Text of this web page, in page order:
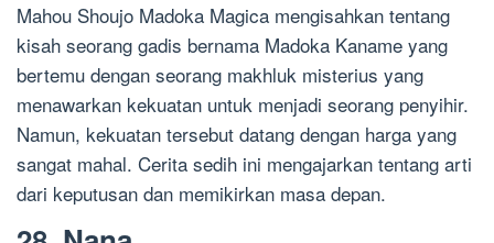
Mahou Shoujo Madoka Magica mengisahkan tentang
kisah seorang gadis bernama Madoka Kaname yang
bertemu dengan seorang makhluk misterius yang
menawarkan kekuatan untuk menjadi seorang penyihir.
Namun, kekuatan tersebut datang dengan harga yang
sangat mahal. Cerita sedih ini mengajarkan tentang arti
dari keputusan dan memikirkan masa depan.